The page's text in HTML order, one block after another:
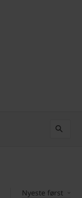
Nyeste først